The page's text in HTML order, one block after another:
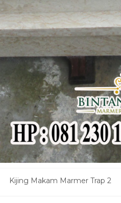
Kijing Makam Marmer Trap 2